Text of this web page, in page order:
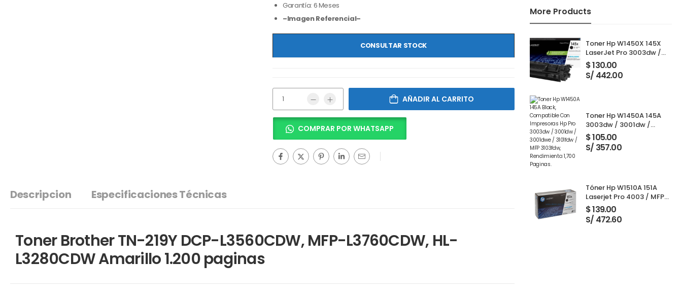
More Products
Toner Hp W1450X 145X
LaserJet Pro 3003dw /
3001dw / 3001dwe /
3101fdw / 3103fdw Black
$130.00
S/ 442.00
Toner Hp W1450A 145A
3003dw / 3001dw /
3001dwe / 3101fdw /
3103fdw Black 1,700
Paginas
$105.00
S/ 357.00
Tóner Hp W1510A 151A
Laserjet Pro 4003 / MFP
4103 Black 3,050 Páginas
$139.00
S/ 472.60
Garantía: 6 Meses
–Imagen Referencial–
CONSULTAR STOCK
AÑADIR AL CARRITO
COMPRAR POR WHATSAPP
Descripcion Especificaciones Técnicas
Toner Brother TN-219Y DCP-L3560CDW, MFP-L3760CDW, HL-
L3280CDW Amarillo 1.200 paginas